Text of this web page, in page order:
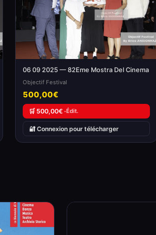
06 09 2025 — 82Eme Mostra Del Cinema
Objectif Festival
500,00€
🛒 500,00€ ·Édit.
🔐 Connexion pour télécharger